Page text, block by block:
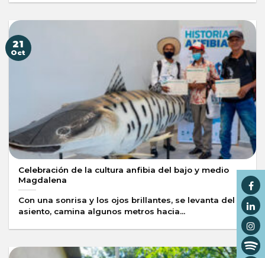
Celebración de la cultura anfibia del bajo y medio
Magdalena
Con una sonrisa y los ojos brillantes, se levanta del
asiento, camina algunos metros hacia...
21
Oct